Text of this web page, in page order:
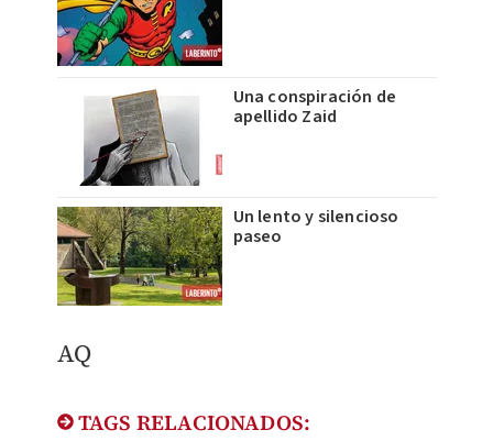
Una conspiración de
apellido Zaid
Un lento y silencioso
paseo
AQ
TAGS RELACIONADOS: